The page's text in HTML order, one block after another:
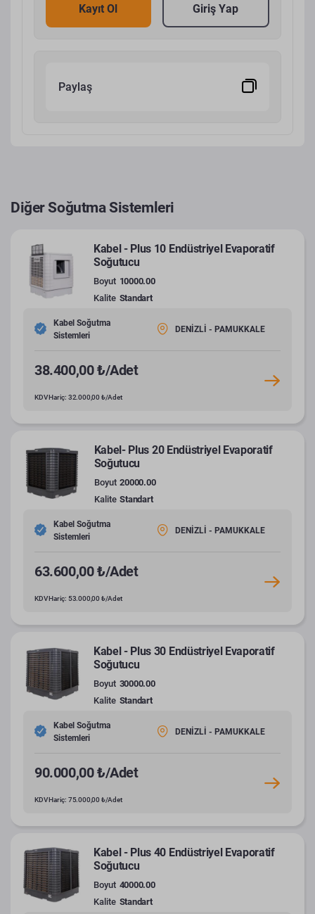
Kayıt Ol Giriş Yap
Paylaş
Diğer Soğutma Sistemleri
Kabel - Plus 10 Endüstriyel Evaporatif
Soğutucu
Boyut 10000.00
Kalite Standart
Kabel Soğutma
Sistemleri
DENİZLİ - PAMUKKALE
38.400,00 ₺/Adet
KDV Hariç: 32.000,00 ₺/Adet
Kabel- Plus 20 Endüstriyel Evaporatif
Soğutucu
Boyut 20000.00
Kalite Standart
Kabel Soğutma
Sistemleri
DENİZLİ - PAMUKKALE
63.600,00 ₺/Adet
KDV Hariç: 53.000,00 ₺/Adet
Kabel - Plus 30 Endüstriyel Evaporatif
Soğutucu
Boyut 30000.00
Kalite Standart
Kabel Soğutma
Sistemleri
DENİZLİ - PAMUKKALE
90.000,00 ₺/Adet
KDV Hariç: 75.000,00 ₺/Adet
Kabel - Plus 40 Endüstriyel Evaporatif
Soğutucu
Boyut 40000.00
Kalite Standart